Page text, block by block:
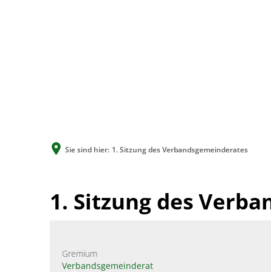
Sie sind hier: 1. Sitzung des Verbandsgemeinderates
1. Sitzung des
Gremium
Verbandsgemeinderat